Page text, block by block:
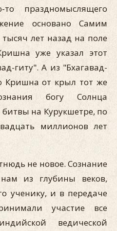
то праздномыслящего
основано Самим
лет назад на поле
уже указал этот
гиту". А из "Бхагавад-
Кришна от крыл тот же
богу Солнца
битвы на Курукшетре, по
миллионов лет
не новое. Сознание
из глубины веков,
ученику, и в передаче
участие все
ведической